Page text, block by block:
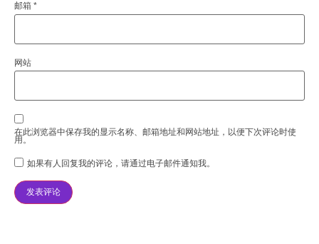
邮箱 *
网站
在此浏览器中保存我的显示名称、邮箱地址和网站地址，以便下次评论时使
用。
如果有人回复我的评论，请通过电子邮件通知我。